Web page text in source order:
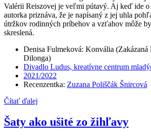
Valérii Reiszovej je veľmi pútavý. Aj keď ide
autorka priznáva, že je napísaný z jej uhla
útržkov rodinných príbehov a vzťahov môže
skreslená.
Denisa Fulmeková: Konvália (Zakázaná
Dilonga)
Divadlo Ludus, kreatívne centrum
2021/2022
Recenzentka: Zuzana Poliščák Šnircová
Čítať ďalej
Šaty ako ušité zo žihľavy